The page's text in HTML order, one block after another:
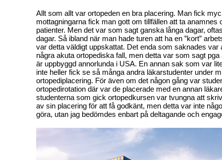
Allt som allt var ortopeden en bra placering. Man fick
mottagningarna fick man gott om tillfällen att ta anamnes
patienter. Men det var som sagt ganska långa dagar,
dagar. Så ibland när man hade turen att ha en ”kort”
var detta väldigt uppskattat. Det enda som saknades var
några akuta ortopediska fall, men detta var som sagt pga
är uppbyggd annorlunda i USA. En annan sak som var
inte heller fick se så många andra läkarstudenter under
ortopediplacering. För även om det någon gång var
ortopedirotation där var de placerade med en annan
studenterna som gick ortopedkursen var tvungna att
av sin placering för att få godkänt, men detta var inte
göra, utan jag bedömdes enbart på deltagande och